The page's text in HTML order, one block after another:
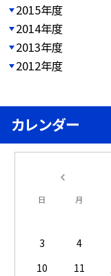
2015年度
2014年度
2013年度
2012年度
カレンダー
日 月
3
4
10
11